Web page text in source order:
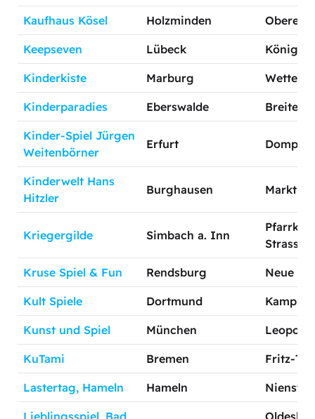
Kaufhaus Kösel Holzminden Obere
Keepseven Lübeck
Kinderkiste Marburg
Kinderparadies Eberswalde Breite
Kinder-Spiel Jürgen
Weitenbörner
Erfurt
Kinderwelt Hans
Hitzler
Burghausen Marktler
Kriegergilde Simbach a. Inn
Strasse
Kruse Spiel & Fun Rendsburg Neue
Kult Spiele Dortmund
Kunst und Spiel München
KuTami Bremen Fritz-
Lastertag, Hameln Hameln